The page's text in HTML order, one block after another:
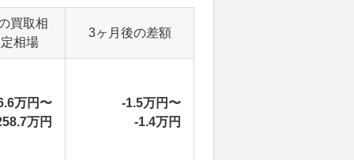
買取相
相場
3ヶ月後の差額
万円〜
万円
-1.5万円〜
-1.4万円